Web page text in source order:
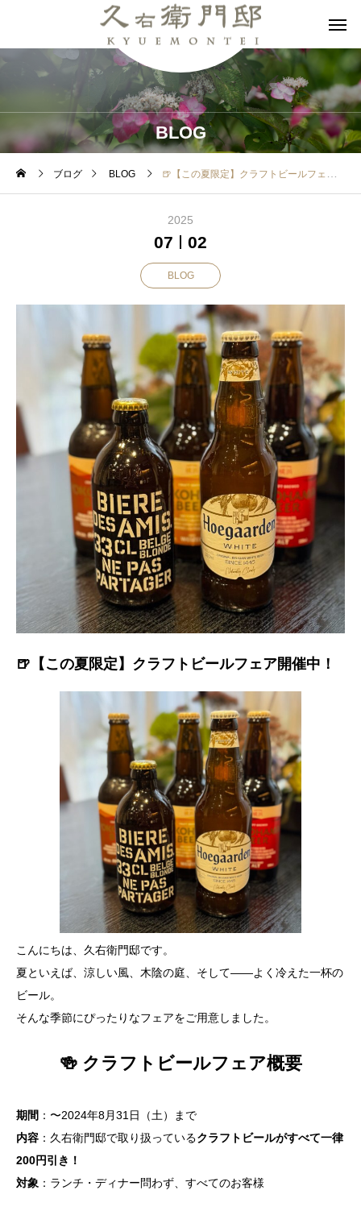
BLOG
ブログ BLOG 🍺【この夏限定】クラフトビールフェア開催中！
2025
07 02
BLOG
🍺【この夏限定】クラフトビールフェア開催中！
こんにちは、久右衛門邸です。
夏といえば、涼しい風、木陰の庭、そして――よく冷えた一杯の
ビール。
そんな季節にぴったりなフェアをご用意しました。
🍻 クラフトビールフェア概要
期間 ：〜2024年8月31日（土）まで
内容 ：久右衛門邸で取り扱っているクラフトビールがすべて一律
200円引き！
対象 ：ランチ・ディナー問わず、すべてのお客様